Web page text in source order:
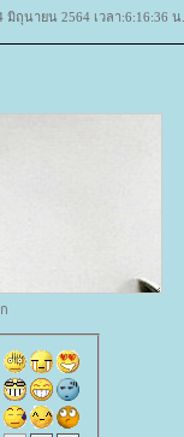
มิถุนายน 2564 เวลา:6:16:36 น.